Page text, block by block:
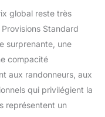
global reste très
Standard
surprenante, une
compacité
aux randonneurs, aux
qui privilégient la
représentent un